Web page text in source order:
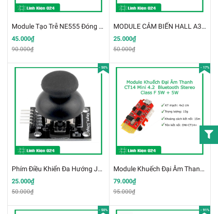
Module Tạo Trễ NE555 Đóng Cắt Relay 12VDC 0-60s (K4E2)
45.000₫
90.000₫
MODULE CẢM BIẾN HALL A3144 V2 (K3B16-1)
25.000₫
50.000₫
- 50%
Phím Điều Khiển Đa Hướng JoyStick PS2 (K3G16)
25.000₫
50.000₫
- 17%
Module Khuếch Đại Âm Thanh CT14 Mini 4.2 Bluetooth Stereo Class F 5W + 5W(k5d8)
79.000₫
95.000₫
- 50% - 91%